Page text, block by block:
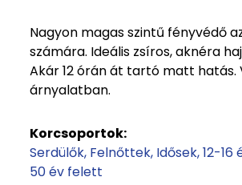
Nagyon magas szintű fényvédő
számára. Ideális zsíros, aknéra
Akár 12 órán át tartó matt hatás.
árnyalatban.
Korcsoportok:
Serdülők Felnőttek Idősek 12-16
50 év felett